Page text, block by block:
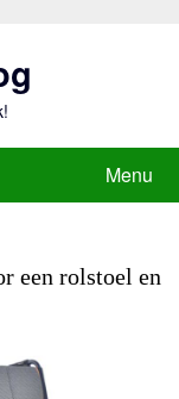
Menu
een rolstoel en